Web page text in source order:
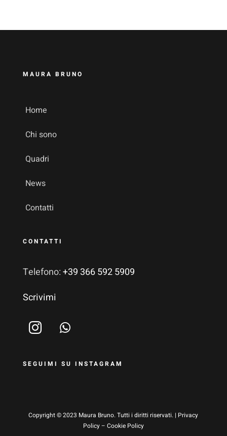
MAURA BRUNO
Home
Chi sono
Quadri
News
Contatti
CONTATTI
Telefono:+39 366 592 5909
Scrivimi
SEGUIMI SU INSTAGRAM
Copyright © 2023 Maura Bruno. Tutti i diritti riservati. | Privacy
Policy– Cookie Policy